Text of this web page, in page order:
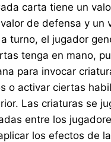
carta tiene un
de defensa y un
turno, el jugador
tenga en mano,
para invocar
o activar ciertas
Las criaturas se
entre los
los efectos de